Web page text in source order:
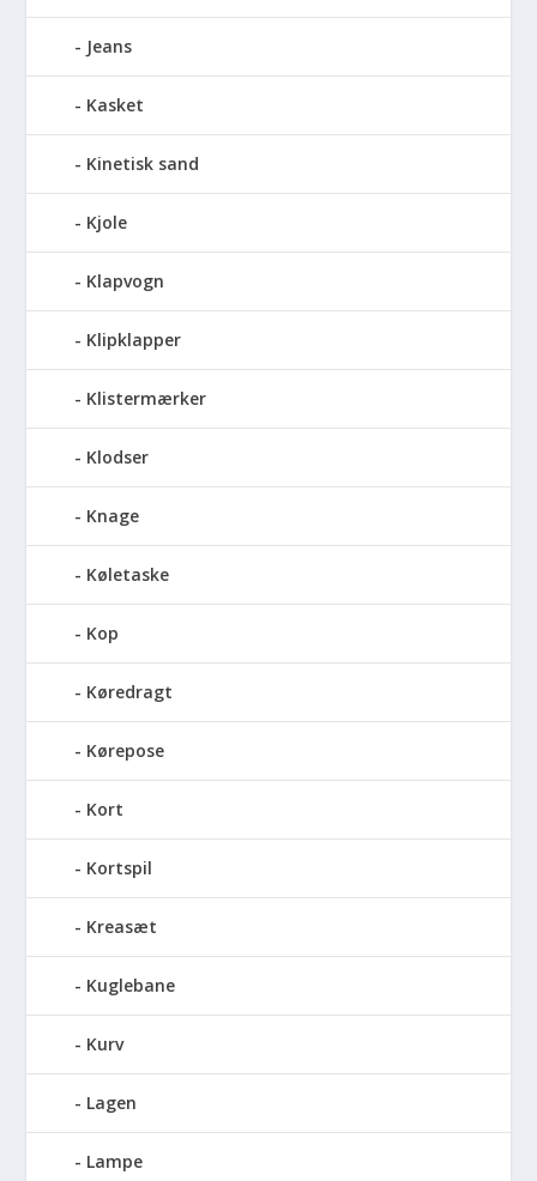
Jeans
Kasket
Kinetisk sand
Kjole
Klapvogn
Klipklapper
Klistermærker
Klodser
Knage
Køletaske
Kop
Køredragt
Kørepose
Kort
Kortspil
Kreasæt
Kuglebane
Kurv
Lagen
Lampe